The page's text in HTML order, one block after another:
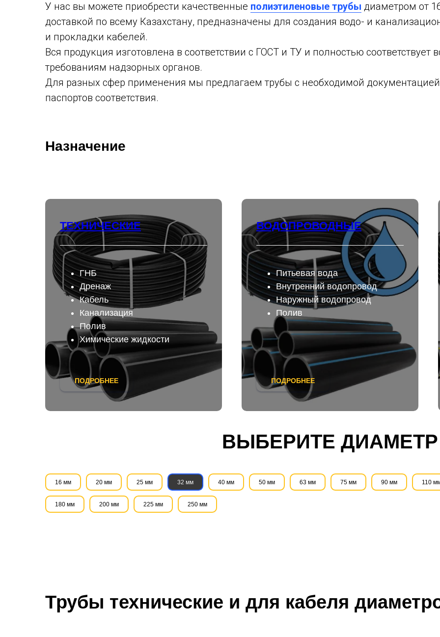
У нас вы можете приобрести качественные полиэтиленовые трубы диаметром от
доставкой по всему Казахстану, предназначены для создания водо- и
и прокладки кабелей.
Вся продукция изготовлена в соответствии с ГОСТ и ТУ и полностью
требованиям надзорных органов.
Для разных сфер применения мы предлагаем трубы с необходимой документацией
паспортов соответствия.
Назначение
ТЕХНИЧЕСКИЕ
ГНБ
Дренаж
Кабель
Канализация
Полив
Химические жидкости
ПОДРОБНЕЕ
ВОДОПРОВОДНЫЕ
Питьевая вода
Внутренний водопровод
Наружный водопровод
Полив
ПОДРОБНЕЕ
ВЫБЕРИТЕ ДИАМЕТР
16 мм 20 мм 25 мм 32 мм 40 мм 50 мм 63 мм 75 мм 90 мм 110
180 мм 200 мм 225 мм 250 мм
Трубы технические и для кабеля